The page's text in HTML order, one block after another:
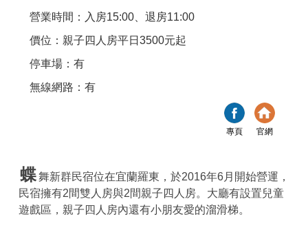
營業時間：入房15:00、退房11:00
價位：親子四人房平日3500元起
停車場：有
無線網路：有
專頁 官網
蝶舞新群民宿位在宜蘭羅東，於2016年6月開始營運，
民宿擁有2間雙人房與2間親子四人房。大廳有設置兒童
遊戲區，親子四人房內還有小朋友愛的溜滑梯。